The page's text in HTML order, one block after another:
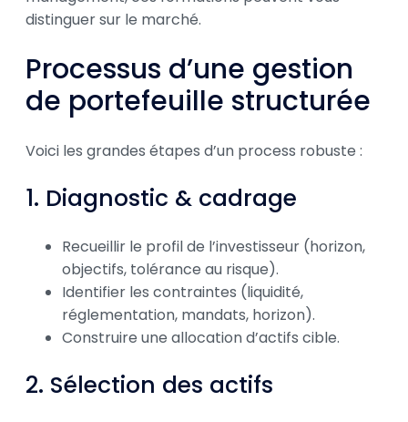
distinguer sur le marché.
Processus d’une gestion
de portefeuille structurée
Voici les grandes étapes d’un process robuste :
1. Diagnostic & cadrage
Recueillir le profil de l’investisseur (horizon,
objectifs, tolérance au risque).
Identifier les contraintes (liquidité,
réglementation, mandats, horizon).
Construire une allocation d’actifs cible.
2. Sélection des actifs